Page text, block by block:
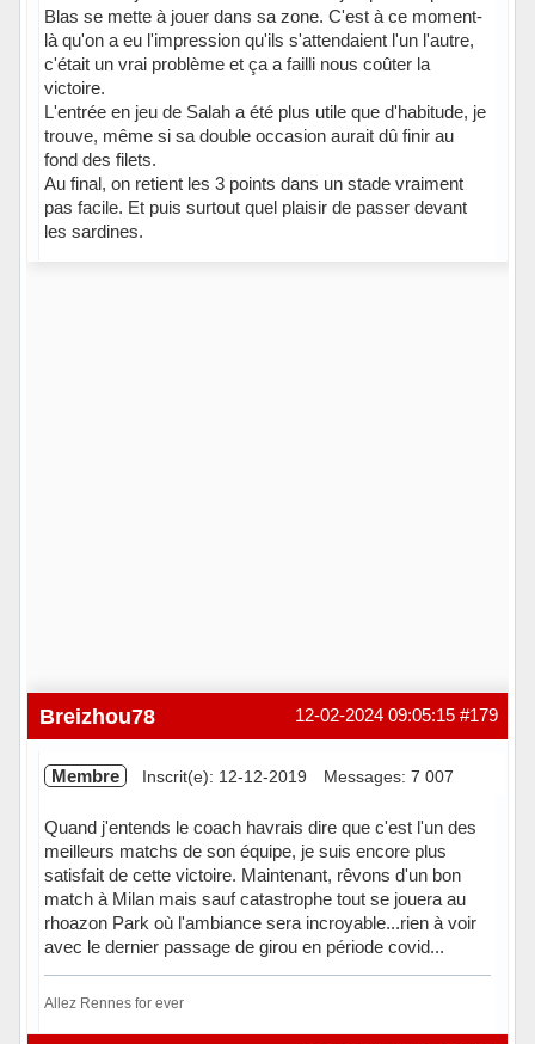
Blas se mette à jouer dans sa zone. C'est à ce moment-
là qu'on a eu l'impression qu'ils s'attendaient l'un l'autre,
c'était un vrai problème et ça a failli nous coûter la
victoire.
L'entrée en jeu de Salah a été plus utile que d'habitude, je
trouve, même si sa double occasion aurait dû finir au
fond des filets.
Au final, on retient les 3 points dans un stade vraiment
pas facile. Et puis surtout quel plaisir de passer devant
les sardines.
#179
12-02-2024 09:05:15
Breizhou78
Membre Inscrit(e): 12-12-2019 Messages: 7 007
Quand j'entends le coach havrais dire que c'est l'un des
meilleurs matchs de son équipe, je suis encore plus
satisfait de cette victoire. Maintenant, rêvons d'un bon
match à Milan mais sauf catastrophe tout se jouera au
rhoazon Park où l'ambiance sera incroyable...rien à voir
avec le dernier passage de girou en période covid...
Allez Rennes for ever